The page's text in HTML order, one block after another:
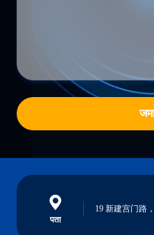
पता
19 新建宫门路